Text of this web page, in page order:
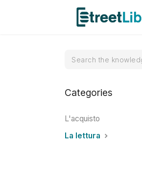
Categories
L'acquisto
La lettura